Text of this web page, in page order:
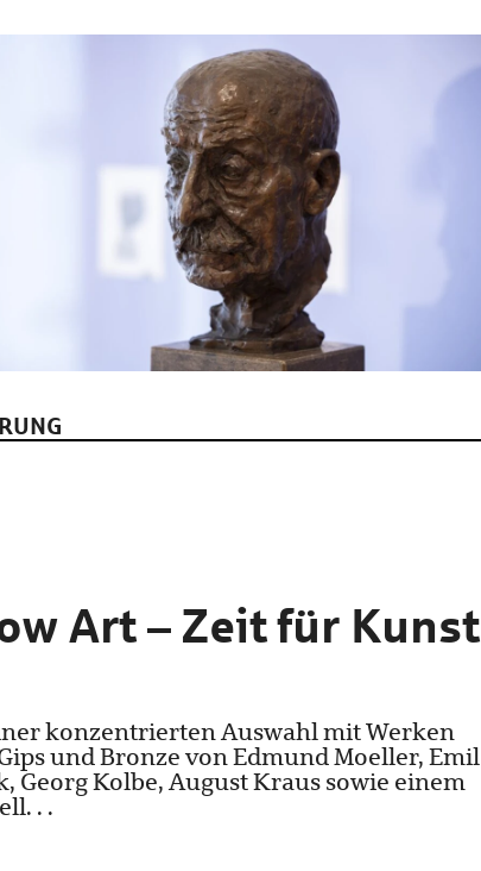
Art – Zeit für Kunst
konzentrierten Auswahl mit Werken
und Bronze von Edmund Moeller, Emil
Georg Kolbe, August Kraus sowie einem
. .